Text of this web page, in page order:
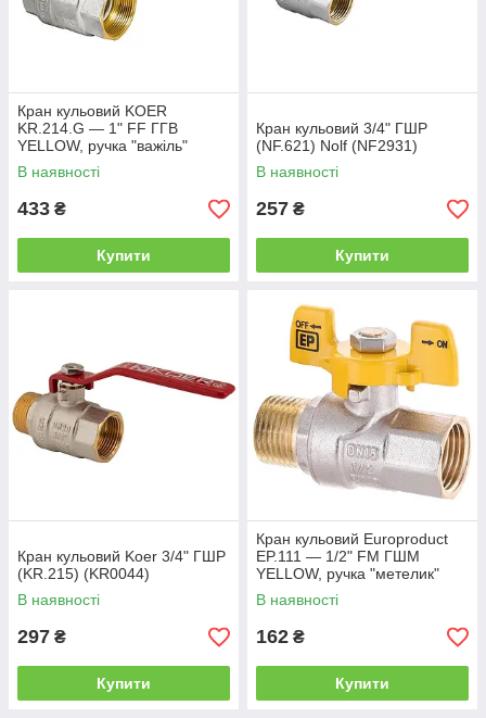
Кран кульовий KOER
KR.214.G — 1" FF ГГВ
YELLOW, ручка "важіль"
жовта (KR0114)
В наявності
433 ₴
Купити
Кран кульовий 3/4" ГШР
(NF.621) Nolf (NF2931)
В наявності
257 ₴
Купити
Кран кульовий Koer 3/4" ГШР
(KR.215) (KR0044)
В наявності
297 ₴
Купити
Кран кульовий Europroduct
EP.111 — 1/2" FM ГШМ
YELLOW, ручка "метелик"
жовта (EP2932)
В наявності
162 ₴
Купити